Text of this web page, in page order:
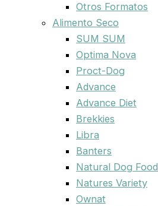
Otros Formatos
Alimento Seco
SUM SUM
Optima Nova
Proct-Dog
Advance
Advance Diet
Brekkies
Libra
Banters
Natural Dog Food
Natures Variety
Ownat